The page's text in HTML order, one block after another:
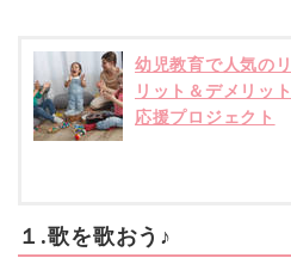
幼児教育で人気の
リット＆デメリッ
応援プロジェクト
１.歌を歌おう♪